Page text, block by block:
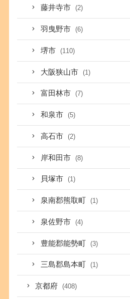
藤井寺市 (2)
羽曳野市 (6)
堺市 (110)
大阪狭山市 (1)
富田林市 (7)
和泉市 (5)
高石市 (2)
岸和田市 (8)
貝塚市 (1)
泉南郡熊取町 (1)
泉佐野市 (4)
豊能郡能勢町 (3)
三島郡島本町 (1)
京都府 (408)